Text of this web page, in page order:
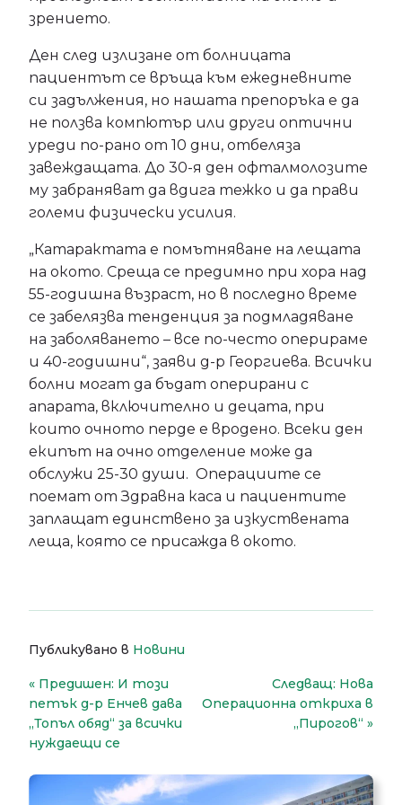
зрението.
Ден след излизане от болницата
пациентът се връща към ежедневните
си задължения, но нашата препоръка е да
не ползва компютър или други оптични
уреди по-рано от 10 дни, отбеляза
завеждащата. До 30-я ден офталмолозите
му забраняват да вдига тежко и да прави
големи физически усилия.
„Катарактата е помътняване на лещата
на окото. Среща се предимно при хора над
55-годишна възраст, но в последно време
се забелязва тенденция за подмладяване
на заболяването – все по-често оперираме
и 40-годишни“, заяви д-р Георгиева. Всички
болни могат да бъдат оперирани с
апарата, включително и децата, при
които очното перде е вродено. Всеки ден
екипът на очно отделение може да
обслужи 25-30 души. Операциите се
поемат от Здравна каса и пациентите
заплащат единствено за изкуствената
леща, която се присажда в окото.
Публикувано в Новини
Навигация
Предишен: И този
петък д-р Енчев дава
„Топъл обяд“ за всички
нуждаещи се
Следващ: Нова
Операционна откриха в
„Пирогов“